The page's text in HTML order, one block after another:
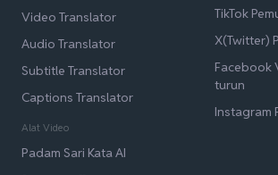
Video Translator
Audio Translator
Subtitle Translator
Captions Translator
Alat Video
Padam Sari Kata AI
TikTok
X(Twitter)
Facebook
turun
Instagram